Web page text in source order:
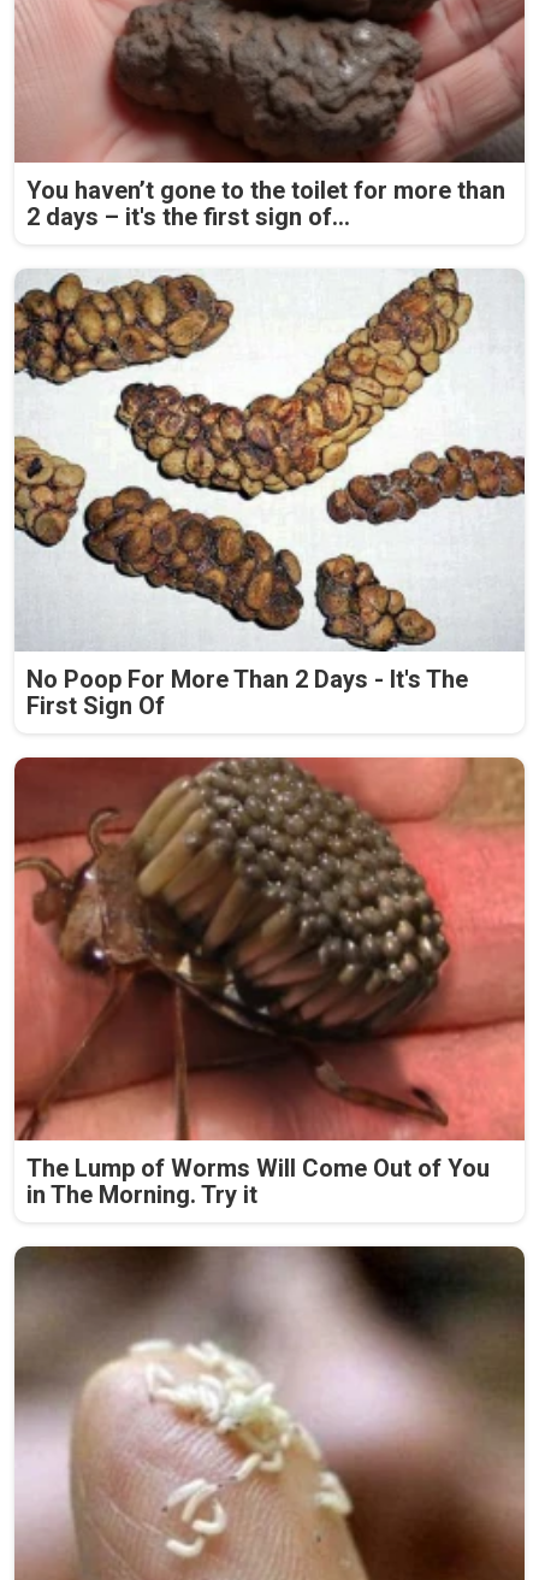
You haven’t gone to the toilet for more than
2 days – it's the first sign of...
No Poop For More Than 2 Days - It's The
First Sign Of
The Lump of Worms Will Come Out of You
in The Morning. Try it